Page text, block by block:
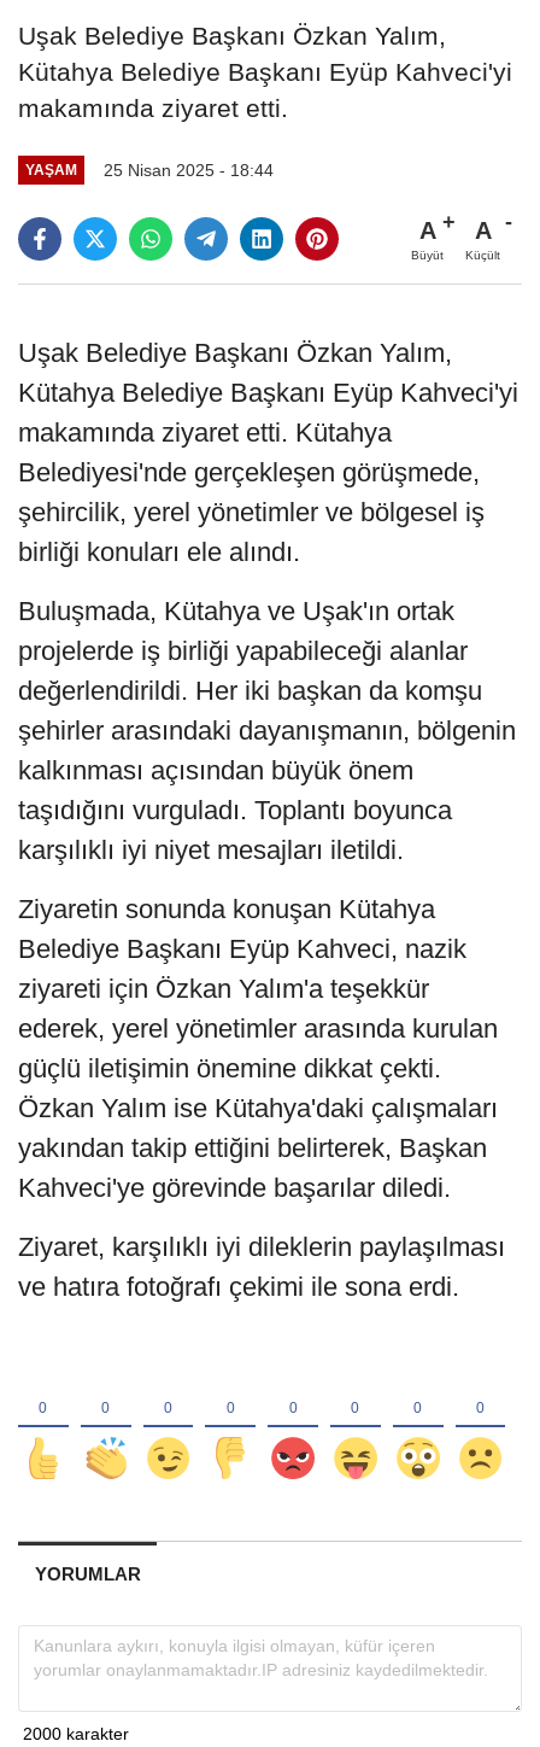
Uşak Belediye Başkanı Özkan Yalım,
Kütahya Belediye Başkanı Eyüp Kahveci'yi
makamında ziyaret etti.
YAŞAM 25 Nisan 2025 - 18:44
A
Büyüt
A
Küçült
Uşak Belediye Başkanı Özkan Yalım,
Kütahya Belediye Başkanı Eyüp Kahveci'yi
makamında ziyaret etti. Kütahya
Belediyesi'nde gerçekleşen görüşmede,
şehircilik, yerel yönetimler ve bölgesel iş
birliği konuları ele alındı.
Buluşmada, Kütahya ve Uşak'ın ortak
projelerde iş birliği yapabileceği alanlar
değerlendirildi. Her iki başkan da komşu
şehirler arasındaki dayanışmanın, bölgenin
kalkınması açısından büyük önem
taşıdığını vurguladı. Toplantı boyunca
karşılıklı iyi niyet mesajları iletildi.
Ziyaretin sonunda konuşan Kütahya
Belediye Başkanı Eyüp Kahveci, nazik
ziyareti için Özkan Yalım'a teşekkür
ederek, yerel yönetimler arasında kurulan
güçlü iletişimin önemine dikkat çekti.
Özkan Yalım ise Kütahya'daki çalışmaları
yakından takip ettiğini belirterek, Başkan
Kahveci'ye görevinde başarılar diledi.
Ziyaret, karşılıklı iyi dileklerin paylaşılması
ve hatıra fotoğrafı çekimi ile sona erdi.
YORUMLAR